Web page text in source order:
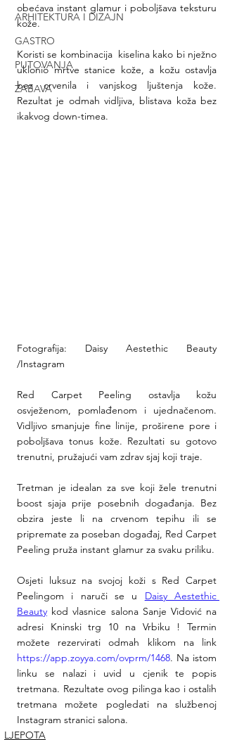
ARHITEKTURA I DIZAJN
GASTRO
PUTOVANJA
ZABAVA
obećava instant glamur i poboljšava teksturu
kože.
Koristi se kombinacija  kiselina kako bi nježno
uklonio mrtve stanice kože, a kožu ostavlja
bez crvenila i vanjskog ljuštenja kože.
Rezultat je odmah vidljiva, blistava koža bez
ikakvog down-timea.
Fotografija: Daisy Aestethic Beauty
/Instagram
Red Carpet Peeling ostavlja kožu
osvježenom, pomlađenom i ujednačenom.
Vidljivo smanjuje fine linije, proširene pore i
poboljšava tonus kože. Rezultati su gotovo
trenutni, pružajući vam zdrav sjaj koji traje.
Tretman je idealan za sve koji žele trenutni
boost sjaja prije posebnih događanja. Bez
obzira jeste li na crvenom tepihu ili se
pripremate za poseban događaj, Red Carpet
Peeling pruža instant glamur za svaku priliku.
Osjeti luksuz na svojoj koži s Red Carpet
Peelingom i naruči se u Daisy Aestethic
Beauty kod vlasnice salona Sanje Vidović na
adresi Kninski trg 10 na Vrbiku ! Termin
https://app.zoyya.com/ovprm/1468. Na istom
linku se nalazi i uvid u cjenik te popis
tretmana. Rezultate ovog pilinga kao i ostalih
tretmana možete pogledati na službenoj
Instagram stranici salona.
LJEPOTA